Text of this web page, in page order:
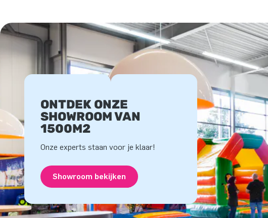
ONTDEK ONZE
SHOWROOM VAN
1500M2
Onze experts staan voor je klaar!
Showroom bekijken